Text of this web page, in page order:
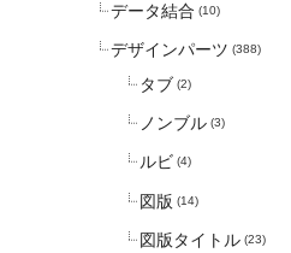
データ結合 (10)
デザインパーツ (388)
タブ (2)
ノンブル (3)
ルビ (4)
図版 (14)
図版タイトル (23)